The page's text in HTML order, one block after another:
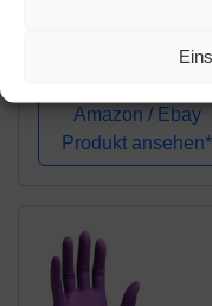
100 Stück Select
Amazon / Ebay
Produkt ansehen*